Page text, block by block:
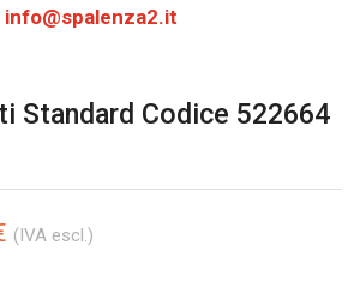
info@spalenza2.it
Standard Codice 522664
(IVA escl.)